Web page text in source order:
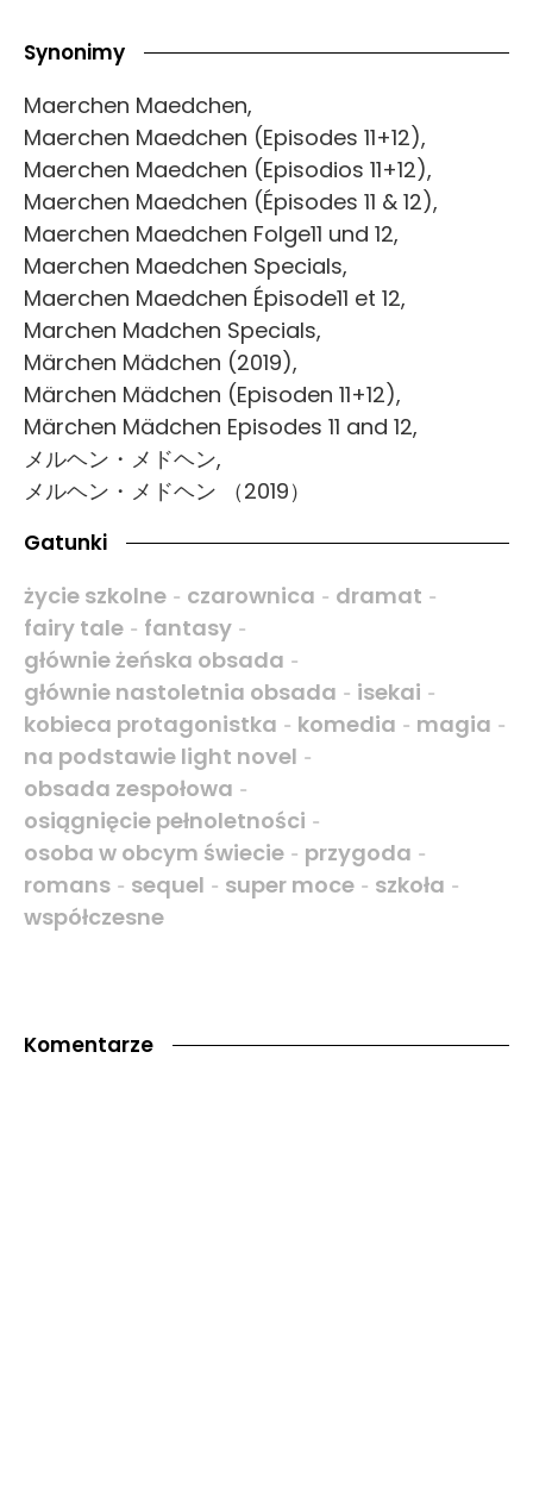
Synonimy
Maerchen Maedchen,
Maerchen Maedchen (Episodes 11+12),
Maerchen Maedchen (Episodios 11+12),
Maerchen Maedchen (Épisodes 11 & 12),
Maerchen Maedchen Folge11 und 12,
Maerchen Maedchen Specials,
Maerchen Maedchen Épisode11 et 12,
Marchen Madchen Specials,
Märchen Mädchen (2019),
Märchen Mädchen (Episoden 11+12),
Märchen Mädchen Episodes 11 and 12,
メルヘン・メドヘン,
メルヘン・メドヘン （2019）
Gatunki
życie szkolne - czarownica - dramat -
fairy tale - fantasy -
głównie żeńska obsada -
głównie nastoletnia obsada - isekai -
kobieca protagonistka - komedia - magia -
na podstawie light novel -
obsada zespołowa -
osiągnięcie pełnoletności -
osoba w obcym świecie - przygoda -
romans - sequel - super moce - szkoła -
współczesne
Komentarze